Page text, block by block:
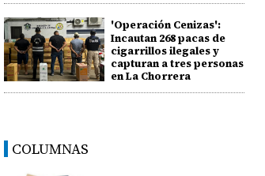
'Operación Cenizas':
Incautan 268 pacas de
cigarrillos ilegales y
capturan a tres personas
en La Chorrera
COLUMNAS